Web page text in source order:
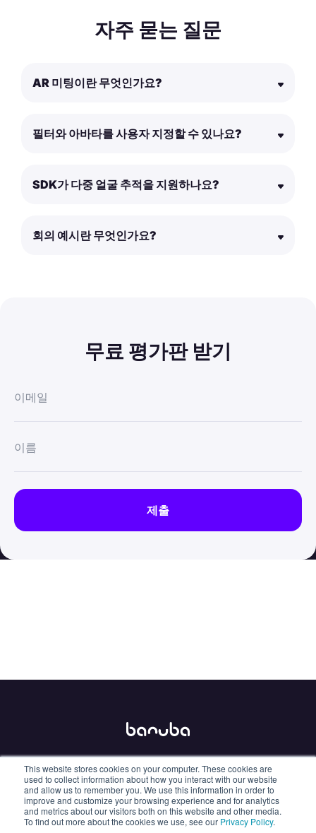
This website stores cookies on your computer. These cookies are
used to collect information about how you interact with our website
and allow us to remember you. We use this information in order to
improve and customize your browsing experience and for analytics
and metrics about our visitors both on this website and other media.
To find out more about the cookies we use, see our Privacy Policy.
자주 묻는 질문
AR 미팅이란 무엇인가요?
필터와 아바타를 사용자 지정할 수 있나요?
SDK가 다중 얼굴 추적을 지원하나요?
회의 예시란 무엇인가요?
무료 평가판 받기
이메일
이름
info@banuba.com